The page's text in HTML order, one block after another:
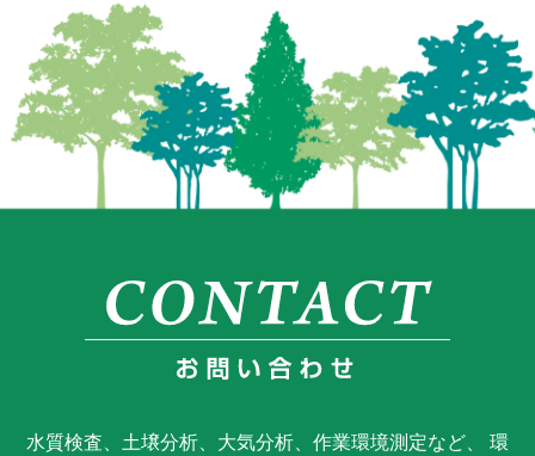
水質検査、土壌分析、大気分析、作業環境測定など、 環